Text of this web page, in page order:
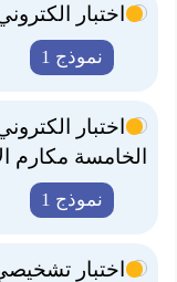
اختبار
نموذج 1
اختبار
الخامسة مكارم
نموذج 1
اختبار